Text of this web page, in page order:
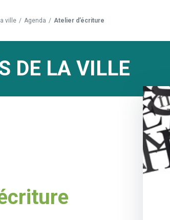
ville / Agenda / Atelier d’écriture
DE LA VILLE